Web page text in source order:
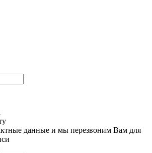
данные и мы перезвоним Вам для